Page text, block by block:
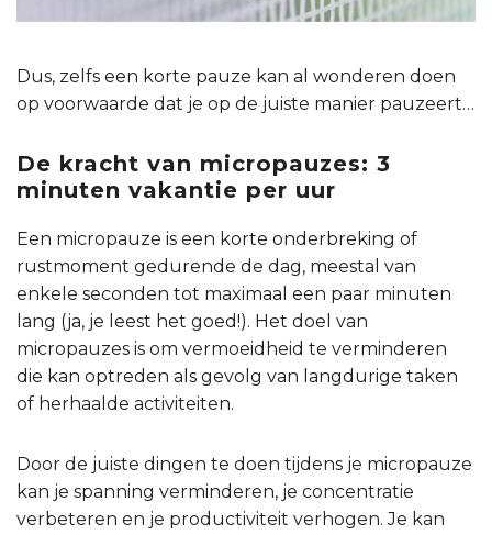
Dus, zelfs een korte pauze kan al wonderen doen
op voorwaarde dat je op de juiste manier pauzeert…
De kracht van micropauzes: 3
minuten vakantie per uur
Een micropauze is een korte onderbreking of
rustmoment gedurende de dag, meestal van
enkele seconden tot maximaal een paar minuten
lang (ja, je leest het goed!). Het doel van
micropauzes is om vermoeidheid te verminderen
die kan optreden als gevolg van langdurige taken
of herhaalde activiteiten.
Door de juiste dingen te doen tijdens je micropauze
kan je spanning verminderen, je concentratie
verbeteren en je productiviteit verhogen. Je kan